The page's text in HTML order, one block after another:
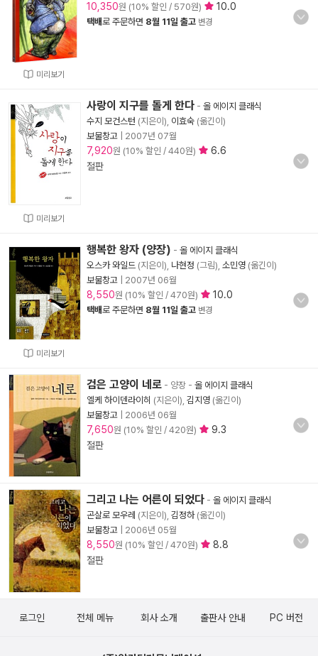
미리보기
10,350원 (10% 할인 / 570원) 10.0
택배로 주문하면 8월 11일 출고 변경
미리보기
사랑이 지구를 돌게 한다 - 올 에이지 클래식
수지 모건스턴 (지은이), 이효숙 (옮긴이)
보물창고
2007년 07월
7,920원 (10% 할인 / 440원)
6.6
절판
미리보기
행복한 왕자 (양장) - 올 에이지 클래식
오스카 와일드 (지은이), 나현정 (그림), 소민영 (옮긴이)
보물창고
2007년 06월
8,550원 (10% 할인 / 470원) 10.0
택배로 주문하면 8월 11일 출고 변경
검은 고양이 네로 - 양장 - 올 에이지 클래식
엘케 하이덴라이히 (지은이), 김지영 (옮긴이)
보물창고
2006년 06월
7,650원 (10% 할인 / 420원)
9.3
절판
그리고 나는 어른이 되었다 - 올 에이지 클래식
곤살로 모우레 (지은이), 김정하(옮긴이)
보물창고
2006년 05월
8,550원 (10% 할인 / 470원)
8.8
절판
로그인 전체 메뉴 회사 소개 출판사 안내 PC 버전